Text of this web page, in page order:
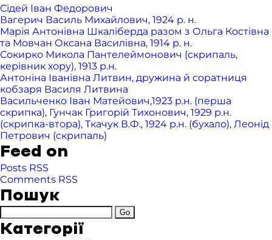
Сідей Іван Федорович
Вагерич Василь Михайлович, 1924 р. н.
Марія Антонівна Шкаліберда разом з Ольга Костівна
та Мовчан Оксана Василівна, 1914 р. н.
Сокирко Микола Пантелеймонович (скрипаль,
керівник хору), 1913 р.н.
Антоніна Іванівна Литвин, дружина й соратниця
кобзаря Василя Литвина
Васильченко Іван Матейович,1923 р.н. (перша
скрипка), Гунчак Григорій Тихонович, 1929 р.н.
(скрипка-втора), Ткачук В.Ф., 1924 р.н. (бухало), Леонід
Петрович (скрипаль)
Feed on
Posts RSS
Comments RSS
Пошук
Категорії